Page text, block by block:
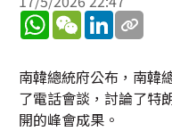
WhatsApp
WeChatLinkedIn
南韓總統府公布，南韓
了電話會談，討論了特
開的峰會成果。